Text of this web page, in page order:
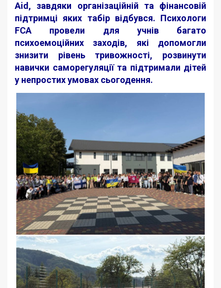
Aid, завдяки організаційній та фінансовій
підтримці яких табір відбувся. Психологи
FCA провели для учнів багато
психоемоційних заходів, які допомогли
знизити рівень тривожності, розвинути
навички саморегуляції та підтримали дітей
у непростих умовах сьогодення.